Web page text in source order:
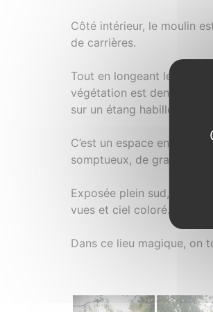
Côté intérieur, le moulin
de carrières.
Tout en longeant le
végétation est dense.
sur un étang habillé sur
C’est un espace
somptueux, de grands
Exposée plein sud, le site
vues et ciel coloré.
Dans ce lieu magique, on
Photos